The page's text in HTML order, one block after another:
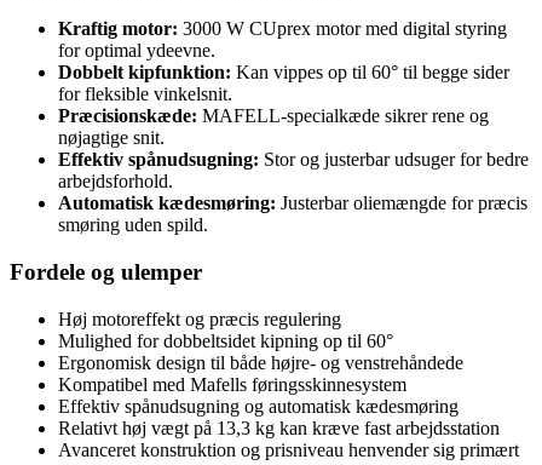
Kraftig motor: 3000 W CUprex motor med digital styring
for optimal ydeevne.
Dobbelt kipfunktion: Kan vippes op til 60° til begge sider
for fleksible vinkelsnit.
Præcisionskæde: MAFELL-specialkæde sikrer rene og
nøjagtige snit.
Effektiv spånudsugning: Stor og justerbar udsuger for bedre
arbejdsforhold.
Automatisk kædesmøring: Justerbar oliemængde for præcis
smøring uden spild.
Fordele og ulemper
Høj motoreffekt og præcis regulering
Mulighed for dobbeltsidet kipning op til 60°
Ergonomisk design til både højre- og venstrehåndede
Kompatibel med Mafells føringsskinnesystem
Effektiv spånudsugning og automatisk kædesmøring
Relativt høj vægt på 13,3 kg kan kræve fast arbejdsstation
Avanceret konstruktion og prisniveau henvender sig primært